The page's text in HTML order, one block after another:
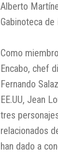
Alberto
Gabinoteca de
Como
Encabo, chef
Fernando
EE.UU, Jean
tres
relacionados
han dado a